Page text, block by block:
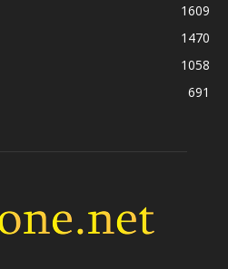
1609
1470
1058
691